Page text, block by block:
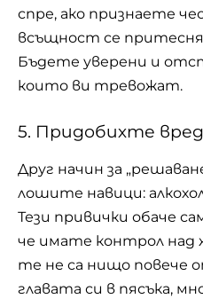
спре, ако признаете
всъщност се
Бъдете уверени и
които ви тревожат.
5. Придобихте
Друг начин за
лошите навици:
Тези привички обаче
че имате контрол
те не са нищо повече
главата си в пясъка,